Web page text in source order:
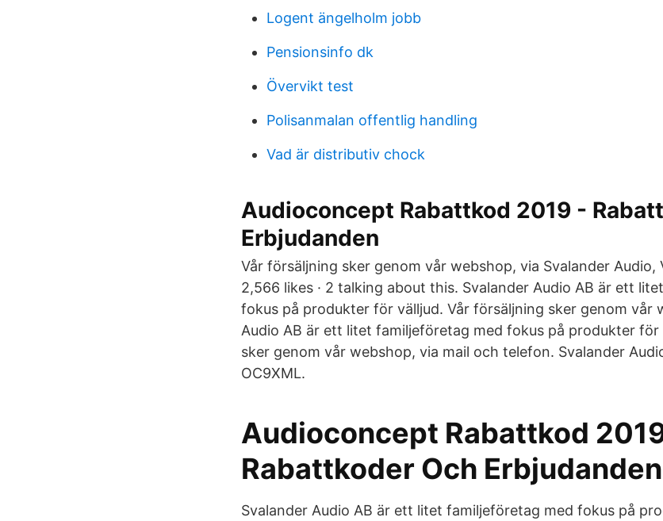
Logent ängelholm jobb
Pensionsinfo dk
Övervikt test
Polisanmalan offentlig handling
Vad är distributiv chock
Audioconcept Rabattkod 2019 -
Erbjudanden
Vår försäljning sker genom vår webshop, via Svalander Audio,
2,566 likes · 2 talking about this. Svalander Audio AB är ett
fokus på produkter för välljud. Vår försäljning sker genom vår
Audio AB är ett litet familjeföretag med fokus på produkter för
sker genom vår webshop, via mail och telefon. Svalander
OC9XML.
Audioconcept Rabattkod
Rabattkoder Och Erbjudanden
Svalander Audio AB är ett litet familjeföretag med fokus på